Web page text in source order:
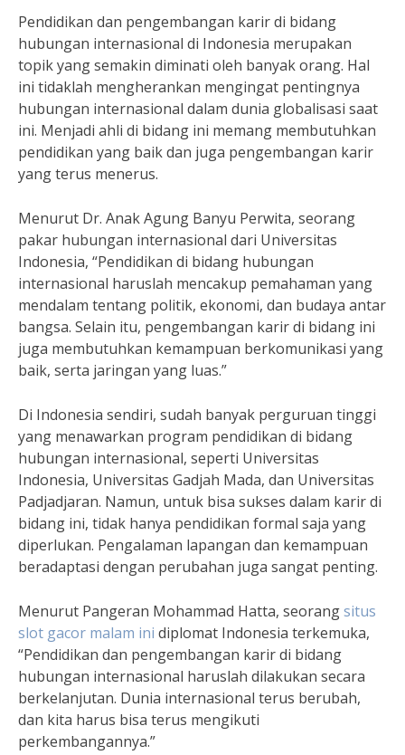
Pendidikan dan pengembangan karir di bidang
hubungan internasional di Indonesia merupakan
topik yang semakin diminati oleh banyak orang. Hal
ini tidaklah mengherankan mengingat pentingnya
hubungan internasional dalam dunia globalisasi saat
ini. Menjadi ahli di bidang ini memang membutuhkan
pendidikan yang baik dan juga pengembangan karir
yang terus menerus.
Menurut Dr. Anak Agung Banyu Perwita, seorang
pakar hubungan internasional dari Universitas
Indonesia, “Pendidikan di bidang hubungan
internasional haruslah mencakup pemahaman yang
mendalam tentang politik, ekonomi, dan budaya antar
bangsa. Selain itu, pengembangan karir di bidang ini
juga membutuhkan kemampuan berkomunikasi yang
baik, serta jaringan yang luas.”
Di Indonesia sendiri, sudah banyak perguruan tinggi
yang menawarkan program pendidikan di bidang
hubungan internasional, seperti Universitas
Indonesia, Universitas Gadjah Mada, dan Universitas
Padjadjaran. Namun, untuk bisa sukses dalam karir di
bidang ini, tidak hanya pendidikan formal saja yang
diperlukan. Pengalaman lapangan dan kemampuan
beradaptasi dengan perubahan juga sangat penting.
Menurut Pangeran Mohammad Hatta, seorangsitus
slot gacor malam ini diplomat Indonesia terkemuka,
“Pendidikan dan pengembangan karir di bidang
hubungan internasional haruslah dilakukan secara
berkelanjutan. Dunia internasional terus berubah,
dan kita harus bisa terus mengikuti
perkembangannya.”